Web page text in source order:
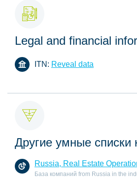
Legal and financial
ITN: Reveal data
Другие умные списки
Russia, Real Estate
База компаний from Russia in the